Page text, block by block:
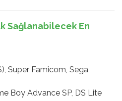
Sağlanabilecek En
Super Famicom, Sega
Boy Advance SP, DS Lite